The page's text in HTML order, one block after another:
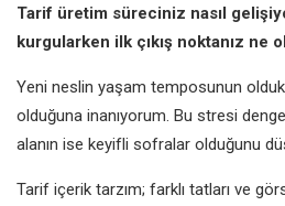
Tarif üretim süreciniz nasıl
kurgularken ilk çıkış noktanız ne
Yeni neslin yaşam temposunun
olduğuna inanıyorum. Bu stresi
alanın ise keyifli sofralar olduğunu
Tarif içerik tarzım; farklı tatları ve